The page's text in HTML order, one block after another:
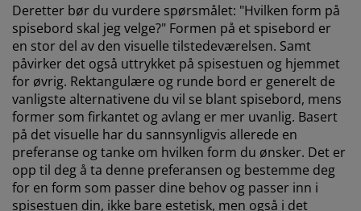
Deretter bør du vurdere spørsmålet: "Hvilken form på
spisebord skal jeg velge?" Formen på et spisebord er
en stor del av den visuelle tilstedeværelsen. Samt
påvirker det også uttrykket på spisestuen og hjemmet
for øvrig. Rektangulære og runde bord er generelt de
vanligste alternativene du vil se blant spisebord, mens
former som firkantet og avlang er mer uvanlig. Basert
på det visuelle har du sannsynligvis allerede en
preferanse og tanke om hvilken form du ønsker. Det er
opp til deg å ta denne preferansen og bestemme deg
for en form som passer dine behov og passer inn i
spisestuen din, ikke bare estetisk, men også i det